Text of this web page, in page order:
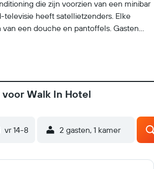
die zijn voorzien van een minibar
televisie heeft satellietzenders. Elke
van een douche en pantoffels. Gasten
en op verzoek is een haardroger
Walk In Hotel
vr 14-8 2 gasten, 1 kamer